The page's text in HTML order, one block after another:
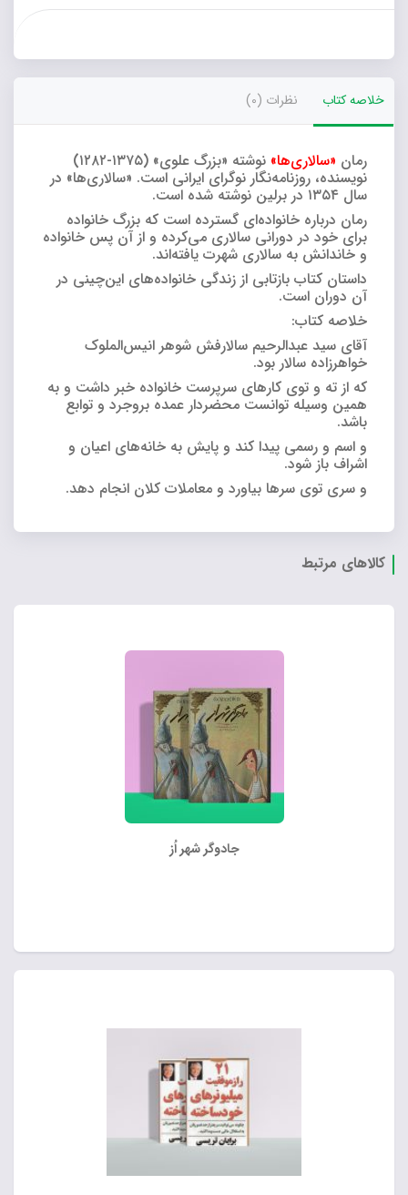
خلاصه کتاب نظرات (0)
رمان «سالاری‌ها» نوشته «بزرگ علوی» (۱۳۷۵-۱۲۸۲)
نویسنده، روزنامه‌نگار نوگرای ایرانی است. «سالاری‌ها» در
سال ۱۳۵۴ در برلین نوشته‌ شده‌ است.
رمان درباره خانواده‌ای گسترده است که بزرگ خانواده
برای خود در دورانی سالاری می‌کرده و از آن پس خانواده
و خاندانش به سالاری شهرت یافته‌اند.
داستان کتاب بازتابی از زندگی خانواده‌های این‌چینی در
آن دوران است.
خلاصه کتاب:
آقاى سید عبدالرحیم سالارفش شوهر انیس‌الملوک
خواهرزاده سالار بود.
که از ته و توى کارهاى سرپرست خانواده خبر داشت و به
همین وسیله توانست محضردار عمده بروجرد و توابع
باشد.
و اسم‌ و رسمی پیدا کند و پایش به خانه‌هاى اعیان و
اشراف باز شود.
و سرى توى سرها بیاورد و معاملات کلان انجام دهد.
کالاهای مرتبط
جادوگر شهر اُز